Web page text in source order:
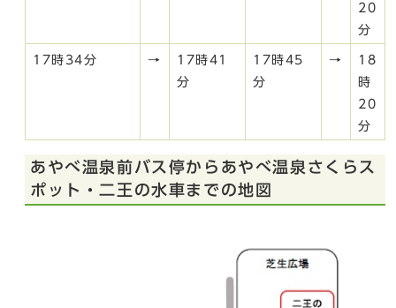
20
分
17時34分 →
17時41
分
17時45
分
→
18
時
20
分
あやべ温泉前バス停からあやべ温泉さくらス
ポット・二王の水車までの地図